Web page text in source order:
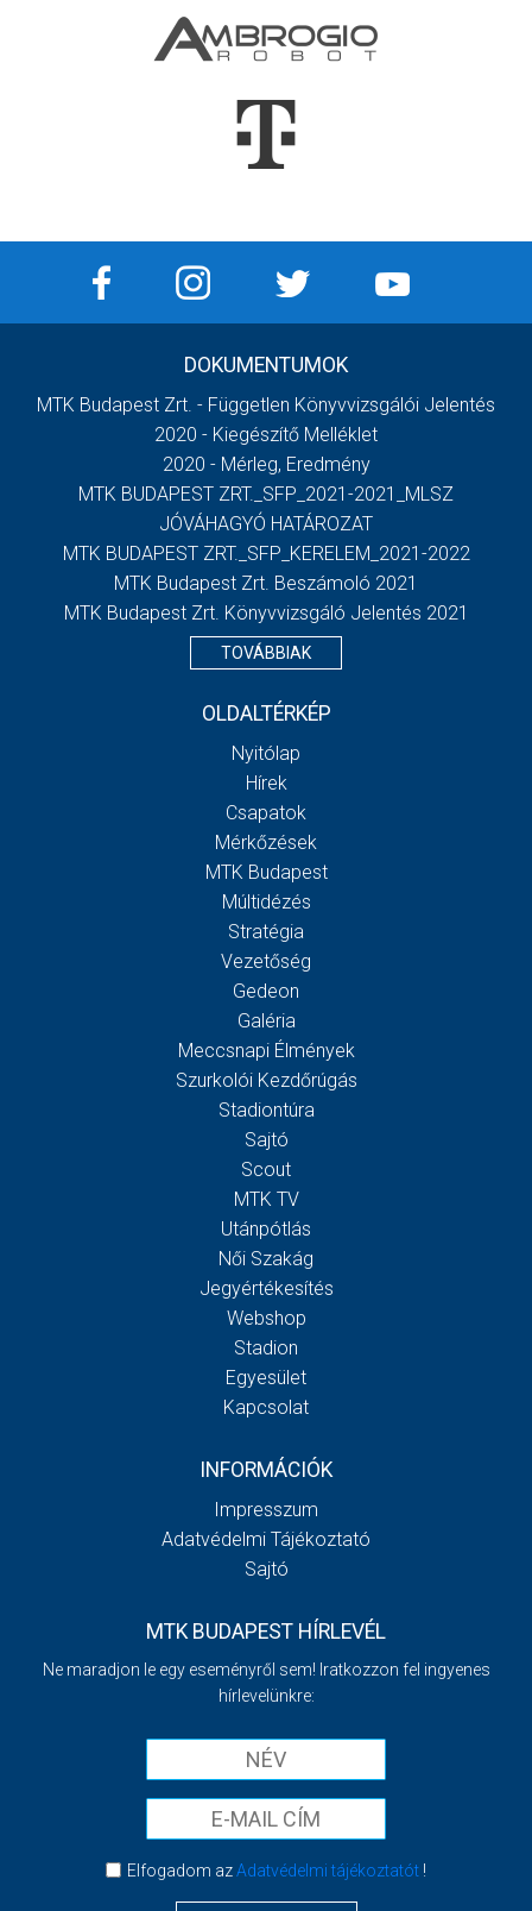
DOKUMENTUMOK
MTK Budapest Zrt. - Független Könyvvizsgálói Jelentés
2020 - Kiegészítő Melléklet
2020 - Mérleg, Eredmény
MTK BUDAPEST ZRT._SFP_2021-2021_MLSZ
JÓVÁHAGYÓ HATÁROZAT
MTK BUDAPEST ZRT._SFP_KERELEM_2021-2022
MTK Budapest Zrt. Beszámoló 2021
MTK Budapest Zrt. Könyvvizsgáló Jelentés 2021
TOVÁBBIAK
OLDALTÉRKÉP
Nyitólap
Hírek
Csapatok
Mérkőzések
MTK Budapest
Múltidézés
Stratégia
Vezetőség
Gedeon
Galéria
Meccsnapi Élmények
Szurkolói Kezdőrúgás
Stadiontúra
Sajtó
Scout
MTK TV
Utánpótlás
Női Szakág
Jegyértékesítés
Webshop
Stadion
Egyesület
Kapcsolat
INFORMÁCIÓK
Impresszum
Adatvédelmi Tájékoztató
Sajtó
MTK BUDAPEST HÍRLEVÉL
Ne maradjon le egy eseményről sem! Iratkozzon fel ingyenes
hírlevelünkre:
Elfogadom azAdatvédelmi tájékoztatót!